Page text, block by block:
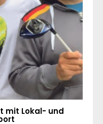
mit Lokal- und